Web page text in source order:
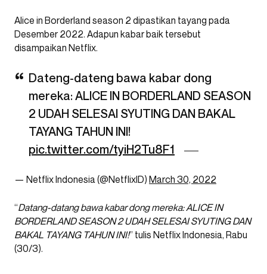
Alice in Borderland season 2 dipastikan tayang pada
Desember 2022. Adapun kabar baik tersebut
disampaikan Netflix.
Dateng-dateng bawa kabar dong
mereka: ALICE IN BORDERLAND SEASON
2 UDAH SELESAI SYUTING DAN BAKAL
TAYANG TAHUN INI!
pic.twitter.com/tyiH2Tu8F1
— Netflix Indonesia (@NetflixID) March 30, 2022
“Datang-datang bawa kabar dong mereka: ALICE IN
BORDERLAND SEASON 2 UDAH SELESAI SYUTING DAN
BAKAL TAYANG TAHUN INI!” tulis Netflix Indonesia, Rabu
(30/3).